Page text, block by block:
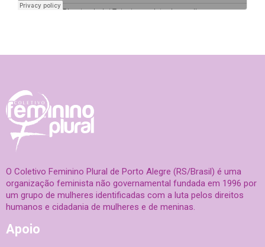
O Coletivo Feminino Plural de Porto Alegre (RS/Brasil) é uma
organização feminista não governamental fundada em 1996 por
um grupo de mulheres identificadas com a luta pelos direitos
humanos e cidadania de mulheres e de meninas.
Apoio